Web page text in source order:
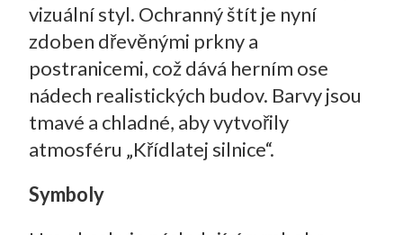
vizuální styl. Ochranný štít je nyní
zdoben dřevěnými prkny a
postranicemi, což dává herním ose
nádech realistických budov. Barvy jsou
tmavé a chladné, aby vytvořily
atmosféru „Křídlatej silnice“.
Symboly